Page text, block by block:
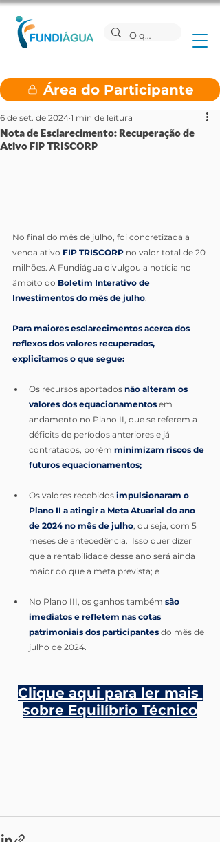
Área do Participante
Nota de Esclarecimento: Recuperação de
Ativo FIP TRISCORP
6 de set. de 2024 1 min de leitura
No final do mês de julho, foi concretizada a
venda ativo FIP TRISCORP no valor total de 20
milhões. A Fundiágua divulgou a notícia no
âmbito do Boletim Interativo de
Investimentos do mês de julho
Para maiores esclarecimentos acerca dos
reflexos dos valores recuperados,
explicitamos o que segue:
Os recursos aportados não alteram os
valores dos equacionamentos em
andamento no Plano II, que se referem a
déficits de períodos anteriores e já
contratados, porém minimizam riscos de
futuros equacionamentos;
Os valores recebidos impulsionaram o
Plano II a atingir a Meta Atuarial do ano
de 2024 no mês de julho, ou seja, com 5
meses de antecedência.  Isso quer dizer
que a rentabilidade desse ano será ainda
maior do que a meta prevista; e
No Plano III, os ganhos também são
imediatos e refletem nas cotas
patrimoniais dos participantes do mês de
julho de 2024.
Clique aqui para ler mais
sobre Equilíbrio Técnico